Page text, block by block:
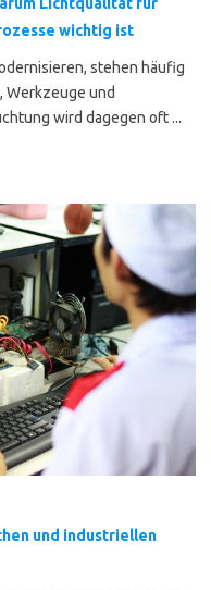
wichtig ist
stehen häufig
Werkzeuge und
wird dagegen oft ...
und industriellen